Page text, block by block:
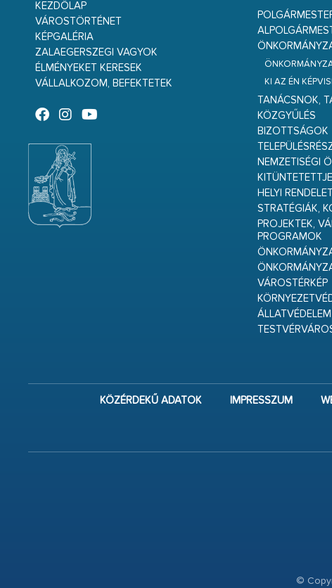
KEZDŐLAP
VÁROSTÖRTÉNET
KÉPGALÉRIA
ZALAEGERSZEGI VAGYOK
ÉLMÉNYEKET KERESEK
VÁLLALKOZOM, BEFEKTETEK
KI AZ ÉN
TANÁCSNOK,
KÖZGYŰLÉS
BIZOTTSÁGOK
NEMZETISÉGI
HELYI
STRATÉGIÁK,
PROJEKTEK,
PROGRAMOK
VÁROSTÉRKÉP
ÁLLATVÉDELEM
KÖZÉRDEKŰ ADATOK IMPRESSZUM
©